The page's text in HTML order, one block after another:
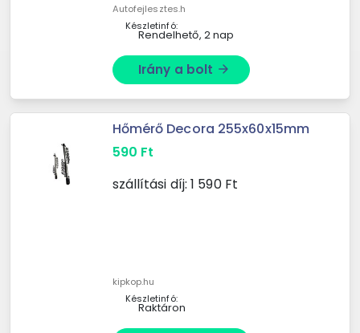
Autofejlesztes.h
Készletinfó:
Rendelhető, 2 nap
Irány a bolt arrow_forward
Hőmérő Decora 255x60x15mm
590 Ft
szállítási díj: 1 590Ft
kipkop.hu
Készletinfó:
Raktáron